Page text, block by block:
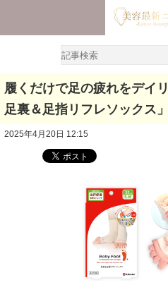
履くだけで足の疲れをデイ
足裏＆足指リフレソックス
2025年4月20日 12:15